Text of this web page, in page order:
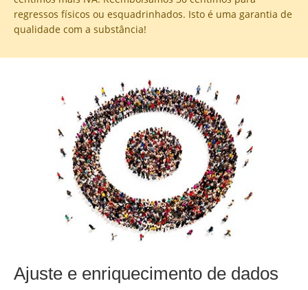
regressos físicos ou esquadrinhados. Isto é uma garantia de
qualidade com a substância!
Ajuste e enriquecimento de dados